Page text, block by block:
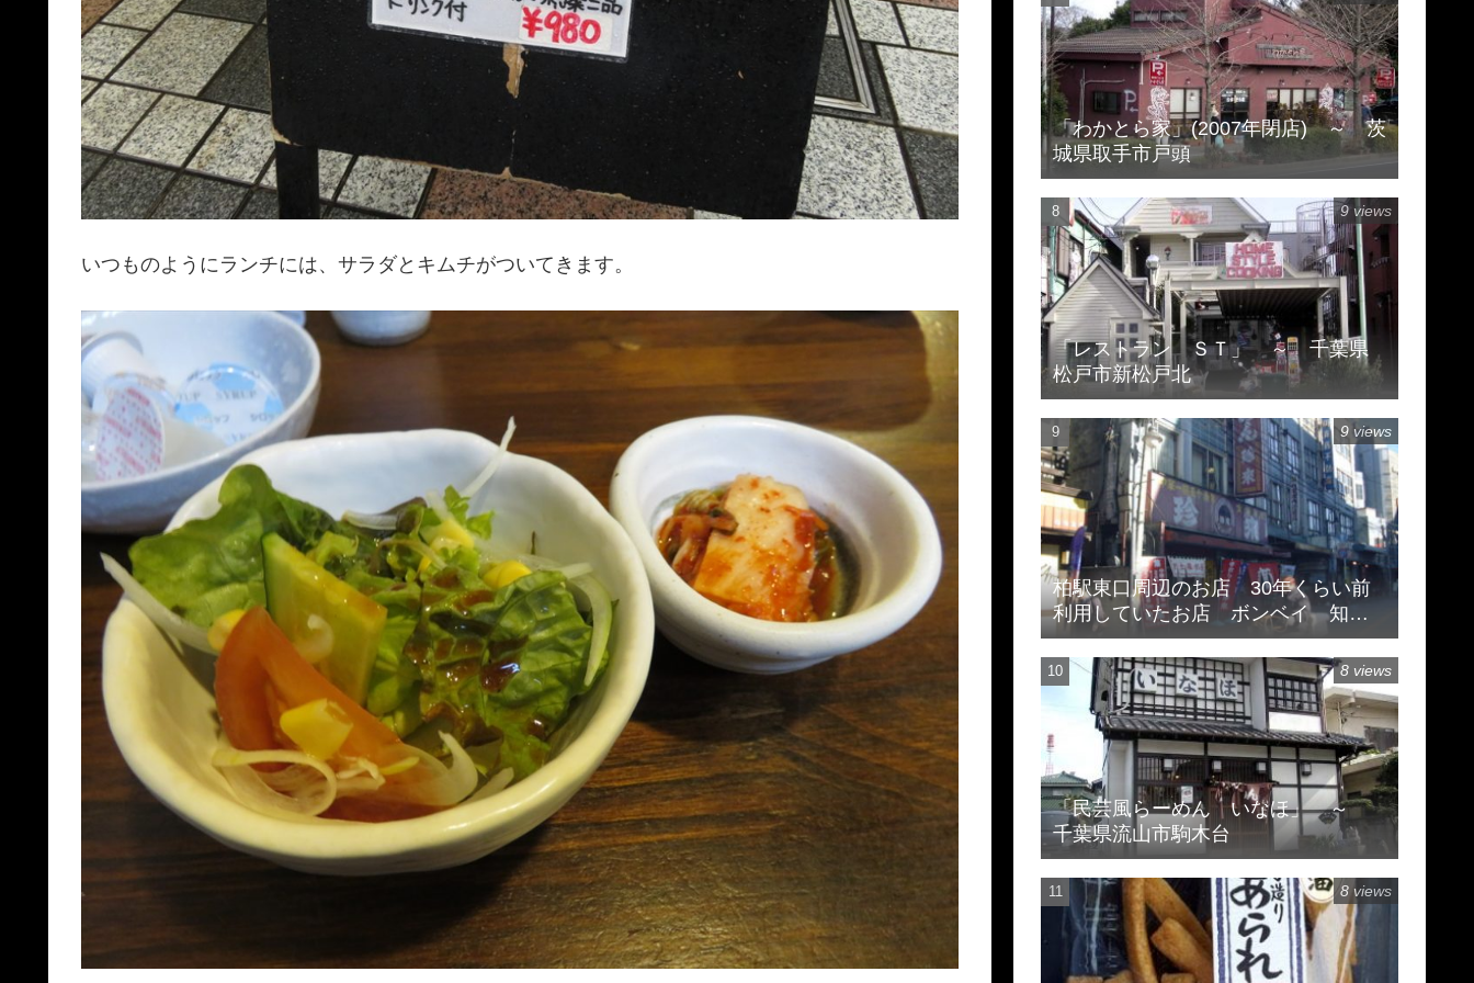
いつものようにランチには、サラダとキムチがついてきます。
「わかとら家」(2007年閉店) ～ 茨
城県取手市戸頭
「レストラン ＳＴ」 ～ 千葉県
松戸市新松戸北
9 views
柏駅東口周辺のお店 30年くらい前
利用していたお店 ボンベイ 知味
斎 珍来
9 views
「民芸風らーめん いなほ」 ～
千葉県流山市駒木台
8 views
8 views